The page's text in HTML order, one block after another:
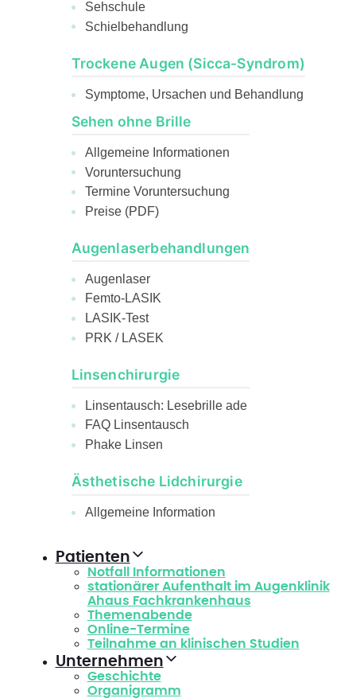
Sehschule
Schielbehandlung
Trockene Augen (Sicca-Syndrom)
Symptome, Ursachen und Behandlung
Sehen ohne Brille
Allgemeine Informationen
Voruntersuchung
Termine Voruntersuchung
Preise (PDF)
Augenlaserbehandlungen
Augenlaser
Femto-LASIK
LASIK-Test
PRK / LASEK
Linsenchirurgie
Linsentausch: Lesebrille ade
FAQ Linsentausch
Phake Linsen
Ästhetische Lidchirurgie
Allgemeine Information
Patienten
Notfall Informationen
stationärer Aufenthalt im Augenklinik
Ahaus Fachkrankenhaus
Themenabende
Online-Termine
Teilnahme an klinischen Studien
Unternehmen
Geschichte
Organigramm